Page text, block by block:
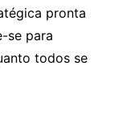
pronta
se para
todos se